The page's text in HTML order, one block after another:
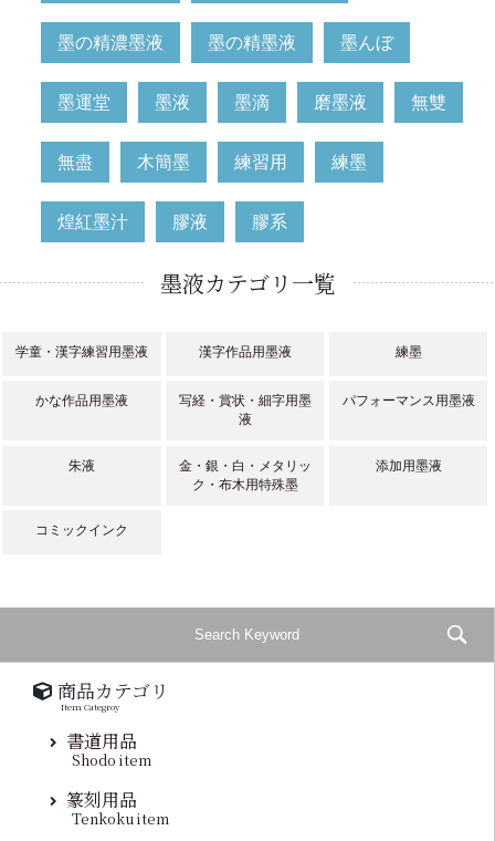
墨の精濃墨液 墨の精墨液 墨んぼ
墨運堂 墨液 墨滴 磨墨液 無雙
無盡 木簡墨 練習用 練墨
煌紅墨汁 膠液 膠系
墨液カテゴリ一覧
学童・漢字練習用墨液 漢字作品用墨液 練墨
かな作品用墨液
写経・賞状・細字用墨
液
パフォーマンス用墨液
朱液
金・銀・白・メタリッ
ク・布木用特殊墨
添加用墨液
コミックインク
商品カテゴリ
Item Categroy
書道用品
Shodo item
篆刻用品
Tenkoku item